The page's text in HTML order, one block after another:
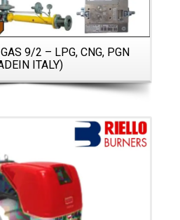
9/2 – LPG, CNG, PGN
ITALY)